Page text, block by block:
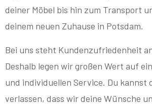
deiner Möbel bis hin zum Transport
deinem neuen Zuhause in Potsdam.
Bei uns steht Kundenzufriedenheit
Deshalb legen wir großen Wert auf
und individuellen Service. Du kannst
verlassen, dass wir deine Wünsche